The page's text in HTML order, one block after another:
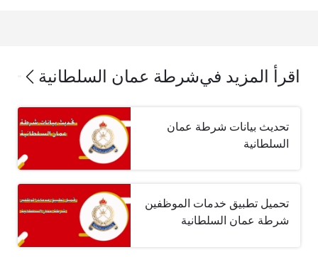
اقرأ المزيد فيشرطة عمان السلطانية
تحديث بيانات شرطة عمان
السلطانية
تحميل تطبيق خدمات الموظفين
شرطة عمان السلطانية